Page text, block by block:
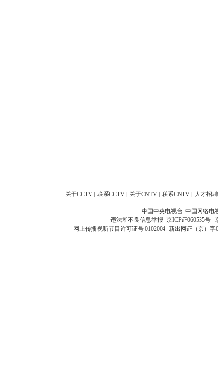
关于CCTV 联系CCTV 关于CNTV 联系CNTV 人才招聘
中国中央电视台 中国网络电
违法和不良信息举报 京ICP证060535号
网上传播视听节目许可证号 0102004 新出网证（京）